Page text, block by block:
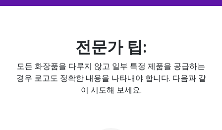
전문가 팁:
모든 화장품을 다루지 않고 일부 특정 제품을 공급하는
경우 로고도 정확한 내용을 나타내야 합니다. 다음과 같
이 시도해 보세요.